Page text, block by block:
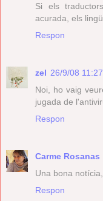
Si els
acurada, els
Respon
zel 26/9/08 11:27
Noi, ho vaig
jugada de
Respon
Carme Rosanas
Una bona
Respon